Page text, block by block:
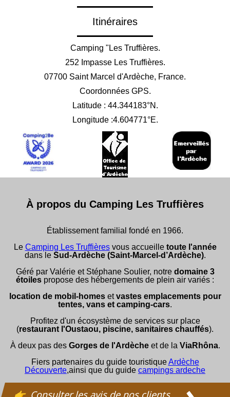
Itinéraires
Camping "Les Truffières.
252 Impasse Les Truffières.
07700 Saint Marcel d'Ardèche, France.
Coordonnées GPS.
Latitude : 44.344183°N.
Longitude :4.604771°E.
À propos du Camping Les Truffières
Établissement familial fondé en 1966.
Le Camping Les Truffièresvous accueilletoute l'année
dans le Sud-Ardèche (Saint-Marcel-d’Ardèche).
Géré par Valérie et Stéphane Soulier, notre domaine 3
étoiles propose des hébergements de plein air variés :
location de mobil-homesetvastes emplacements pour
tentes, vans et camping-cars.
Profitez d'un écosystème de services sur place
(restaurant l'Oustaou, piscine, sanitaires chauffés).
À deux pas des Gorges de l'Ardècheet de la ViaRhôna.
Fiers partenaires du guide touristiqueArdèche
Découverte,ainsi que du guide campings ardeche